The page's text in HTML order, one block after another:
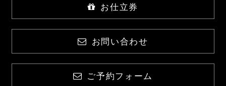
お仕立券
お問い合わせ
ご予約フォーム